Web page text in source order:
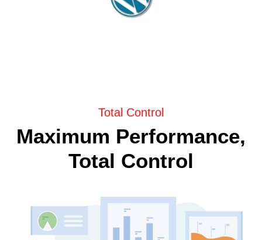
Total Control
Maximum Performance,
Total Control